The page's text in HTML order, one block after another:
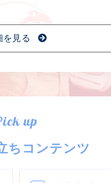
を見る
up
ちコンテンツ